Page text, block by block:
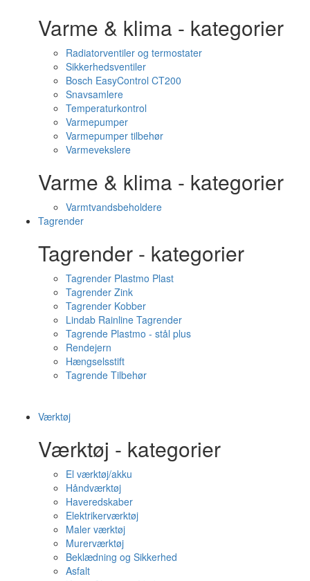
Varme & klima - kategorier
Radiatorventiler og termostater
Sikkerhedsventiler
Bosch EasyControl CT200
Snavsamlere
Temperaturkontrol
Varmepumper
Varmepumper tilbehør
Varmevekslere
Varme & klima - kategorier
Varmtvandsbeholdere
Tagrender
Tagrender - kategorier
Tagrender Plastmo Plast
Tagrender Zink
Tagrender Kobber
Lindab Rainline Tagrender
Tagrende Plastmo - stål plus
Rendejern
Hængselsstift
Tagrende Tilbehør
Værktøj
Værktøj - kategorier
El værktøj/akku
Håndværktøj
Haveredskaber
Elektrikerværktøj
Maler værktøj
Murerværktøj
Beklædning og Sikkerhed
Asfalt